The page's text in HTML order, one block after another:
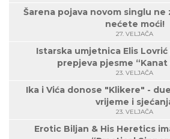
Šarena pojava novom singlu ne
nećete moći!
27. VELJAČA
Istarska umjetnica Elis
prepjeva pjesme “Kanat
23. VELJAČA
Ika i Vića donose "Klikere" -
vrijeme i
23. VELJAČA
Erotic Biljan & His Heretics